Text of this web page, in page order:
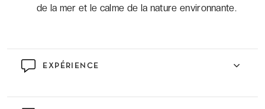
de la mer et le calme de la nature environnante.
EXPÉRIENCE